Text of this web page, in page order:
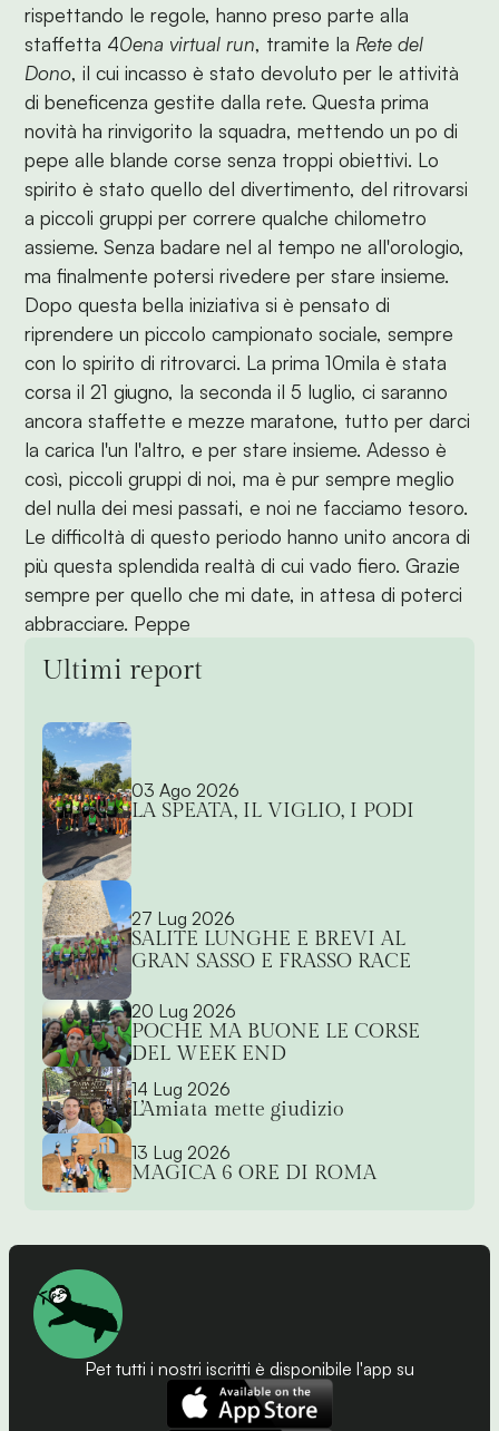
rispettando le regole, hanno preso parte alla
staffetta 40ena virtual run, tramite la Rete del
Dono, il cui incasso è stato devoluto per le attività
di beneficenza gestite dalla rete. Questa prima
novità ha rinvigorito la squadra, mettendo un po di
pepe alle blande corse senza troppi obiettivi. Lo
spirito è stato quello del divertimento, del ritrovarsi
a piccoli gruppi per correre qualche chilometro
assieme. Senza badare nel al tempo ne all'orologio,
ma finalmente potersi rivedere per stare insieme.
Dopo questa bella iniziativa si è pensato di
riprendere un piccolo campionato sociale, sempre
con lo spirito di ritrovarci. La prima 10mila è stata
corsa il 21 giugno, la seconda il 5 luglio, ci saranno
ancora staffette e mezze maratone, tutto per darci
la carica l'un l'altro, e per stare insieme. Adesso è
così, piccoli gruppi di noi, ma è pur sempre meglio
del nulla dei mesi passati, e noi ne facciamo tesoro.
Le difficoltà di questo periodo hanno unito ancora di
più questa splendida realtà di cui vado fiero. Grazie
sempre per quello che mi date, in attesa di poterci
abbracciare. Peppe
Ultimi report
03 Ago 2026
LA SPEATA, IL VIGLIO, I PODI
27 Lug 2026
SALITE LUNGHE E BREVI AL
GRAN SASSO E FRASSO RACE
20 Lug 2026
POCHE MA BUONE LE CORSE
DEL WEEK END
14 Lug 2026
L’Amiata mette giudizio
13 Lug 2026
MAGICA 6 ORE DI ROMA
Pet tutti i nostri iscritti è disponibile l'app su